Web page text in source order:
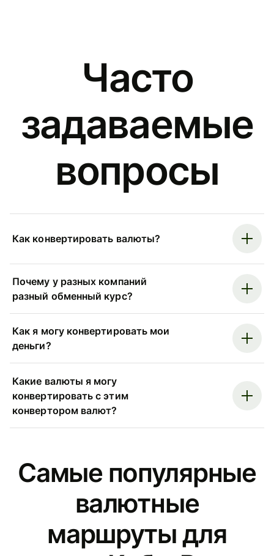
Часто
задаваемые
вопросы
Как конвертировать валюты?
Почему у разных компаний
разный обменный курс?
Как я могу конвертировать мои
деньги?
Какие валюты я могу
конвертировать с этим
конвертором валют?
Самые популярные
валютные
маршруты для